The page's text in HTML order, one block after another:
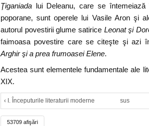
Ţiganiada lui Deleanu, care se
poporane, sunt operele lui Vasile Aron şi
autorul povestirii glume satirice Leonat şi
faimoasa povestire care se citeşte şi azi
Arghir şi a prea frumoasei Elene.
Acestea sunt elementele fundamentale ale
XIX.
‹ I. Începuturile literaturii moderne sus
53709 afişări